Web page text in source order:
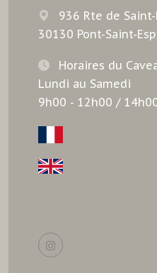
936 Rte de
30130 Pont-Saint-
Horaires du
Lundi au Samedi
9h00 - 12h00 /